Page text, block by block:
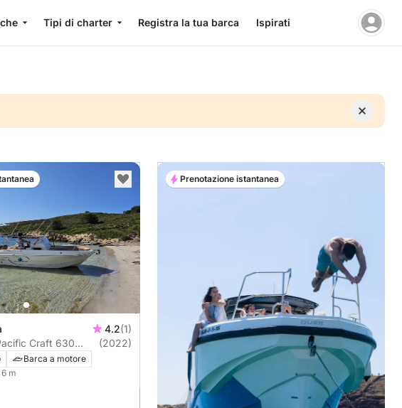
Tipi di charter Registra la tua barca Ispirati
4.2(1)
Craft 630
175CV
(2022)
Barca a motore
6 m
Prenotazione istantanea